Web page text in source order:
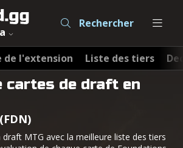
Rechercher
de l'extension Liste des tiers
cartes de draft en
MTG avec la meilleure liste des tiers